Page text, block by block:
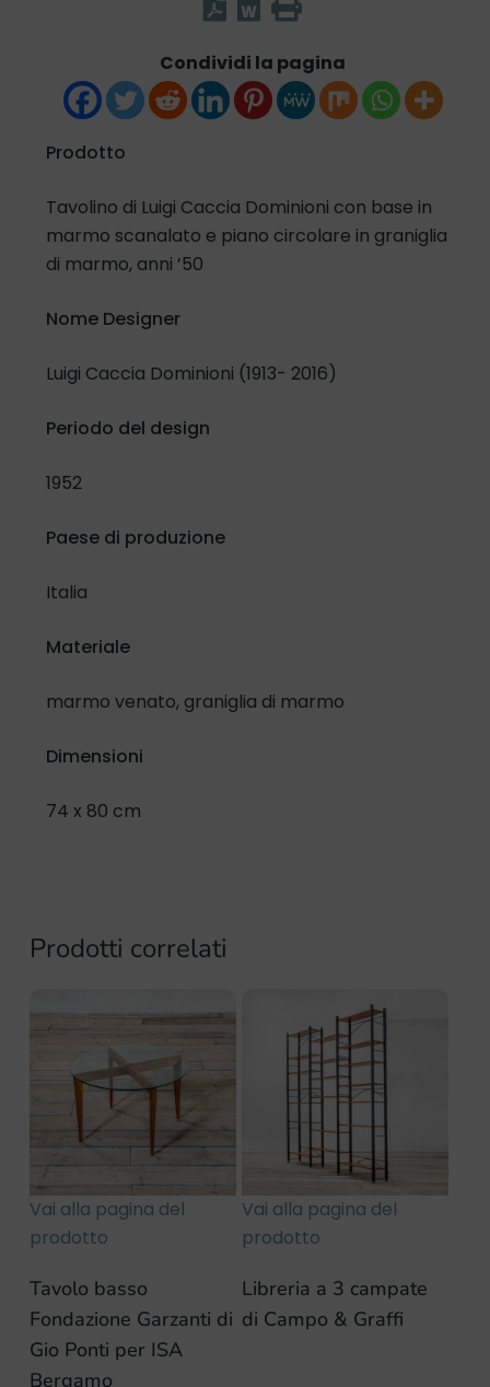
Presto il mio consenso
Condividi la pagina
Prodotto
Tavolino di Luigi Caccia Dominioni con base in
marmo scanalato e piano circolare in graniglia
di marmo, anni ’50
Nome Designer
Luigi Caccia Dominioni (1913- 2016)
Periodo del design
1952
Paese di produzione
Italia
Materiale
marmo venato, graniglia di marmo
Dimensioni
74 x 80 cm
Prodotti correlati
Vai alla pagina del
prodotto
Tavolo basso
Fondazione Garzanti di
Gio Ponti per ISA
Bergamo
Vai alla pagina del
prodotto
Libreria a 3 campate
di Campo & Graffi